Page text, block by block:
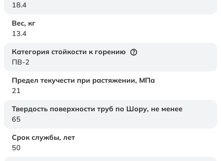
18.4
Вес, кг
13.4
Категория стойкости к горению
ПВ-2
Предел текучести при растяжении, МПа
21
Твердость поверхности труб по Шору, не менее
65
Срок службы, лет
50